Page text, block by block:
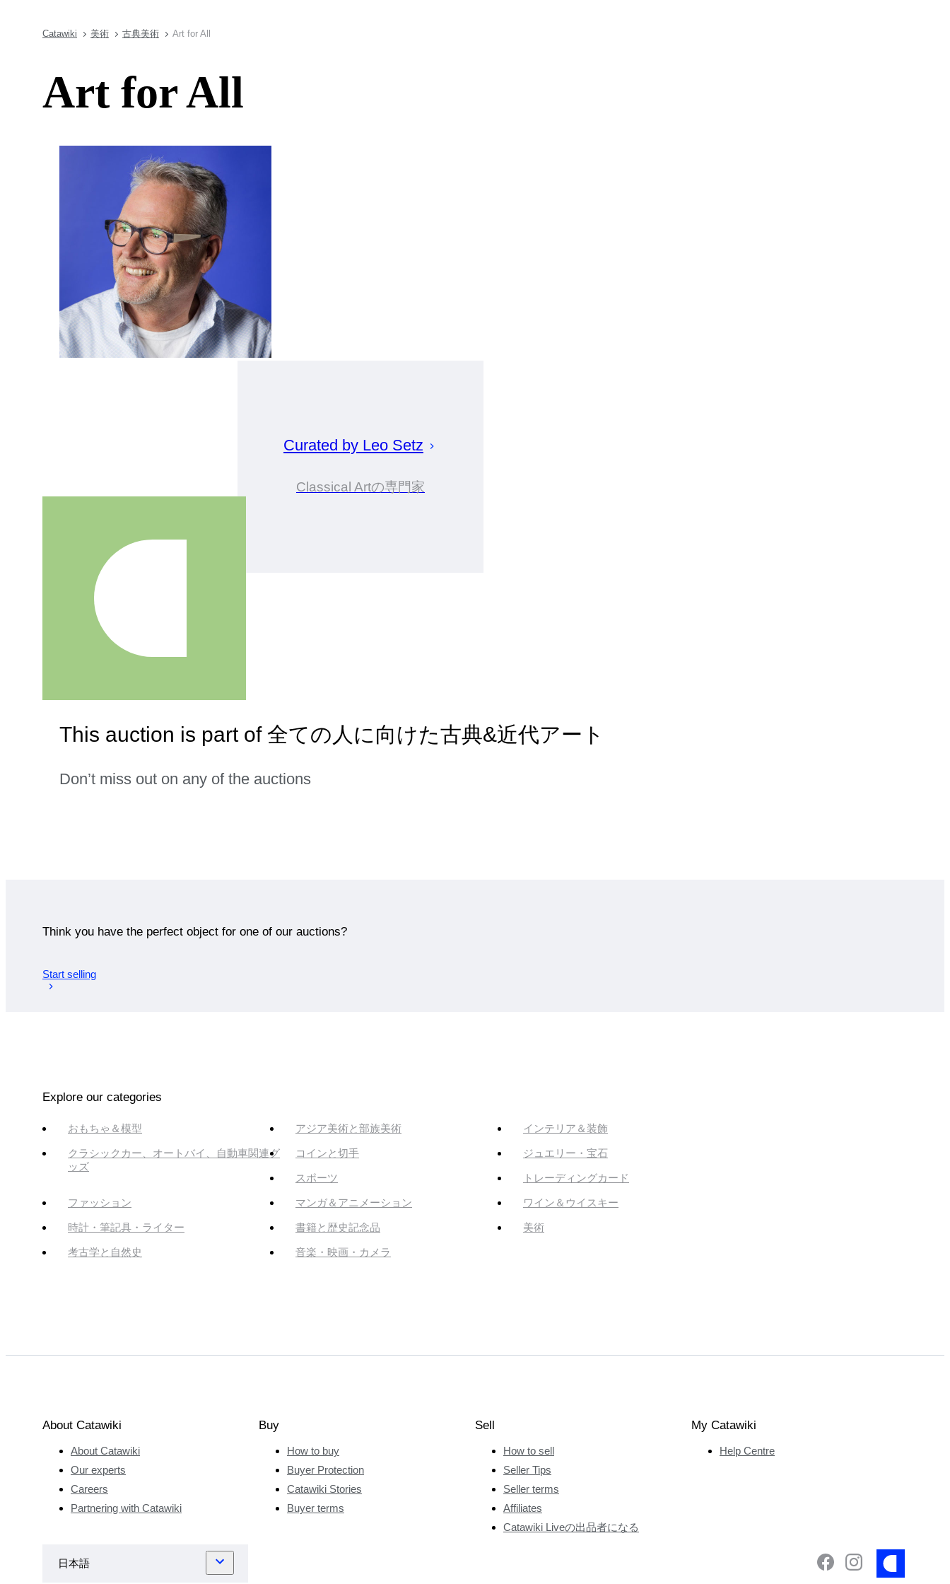
Catawiki 美術 古典美術 Art for All
Art for All
Curated by Leo Setz
Classical Artの専門家
This auction is part of 全ての人に向けた古典&近代アート
Don’t miss out on any of the auctions
Think you have the perfect object for one of our auctions?
Start selling
Explore our categories
おもちゃ＆模型 アジア美術と部族美術 インテリア＆装飾
クラシックカー、オートバイ、自動車関連グ
ッズ
コインと切手 ジュエリー・宝石
スポーツ トレーディングカード
ファッション マンガ＆アニメーション ワイン＆ウイスキー
時計・筆記具・ライター 書籍と歴史記念品 美術
考古学と自然史 音楽・映画・カメラ
About Catawiki
About Catawiki
Our experts
Careers
Partnering with Catawiki
Buy
How to buy
Buyer Protection
Catawiki Stories
Buyer terms
Sell
How to sell
Seller Tips
Seller terms
Affiliates
Catawiki Liveの出品者になる
My Catawiki
Help Centre